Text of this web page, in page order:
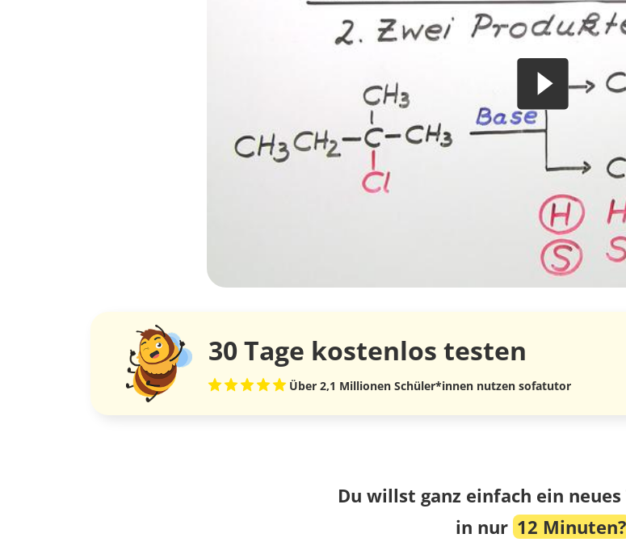
30 Tage kostenlos testen
Über 2,1 Millionen Schüler*innen nutzen sofatutor
Du willst ganz einfach ein
in nur 12 Minuten?